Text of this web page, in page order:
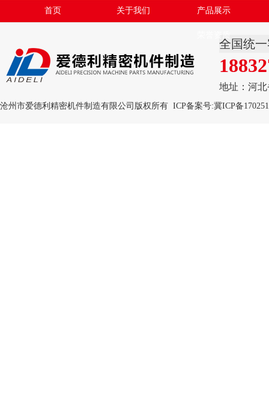
首页 关于我们 产品展示
全国统
地址：河
沧州市爱德利精密机件制造有限公司版权所有 ICP备案号:冀ICP备